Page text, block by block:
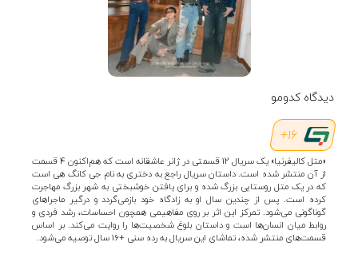
دیدگاه کدومو
16+
«متل کالیفرنیا» یک سریال 12 قسمتی در ژانر عاشقانه است که هم‌اکنون 4 قسمت
از آن منتشر شده است. داستان سریال راجع به دختری به نام جی کانگ هی است
که در یک متل روستایی بزرگ شده و برای یافتن خوشبختی به شهر بزرگ مهاجرت
کرده است. پس از چندین سال او به زادگاه خود بازمی‌گردد و درگیر ماجراهای
گوناگونی می‌شود. تمرکز این اثر بر روی مفاهیمی همچون احساسات، رشد فردی و
روابط میان انسان‌ها است و داستان بلوغ شخصیت‌ها را روایت می‌کند. بر اساس
قسمت‌های منتشر شده، تماشای این سریال به رده سنی +16 سال توصیه می‌شود.